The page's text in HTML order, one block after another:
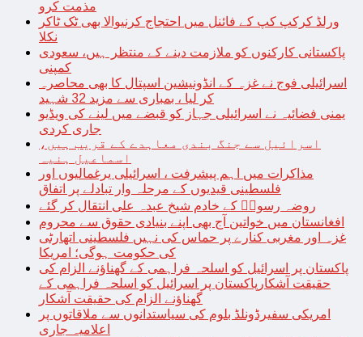
مذمت کرو
ورلڈ کرکپ کپ کے فائنل میں احتجاج کرنیوالا بھی ٹک ٹاکر
نکلا
پاکستانی کارکنوں کو ملازمت دینے کے منتظر ہیں، سعودی
کمپنی
اسرائیلی فوج نے غزہ کے انڈونیشین اسپتال کا بھی محاصرہ
کر لیا ، بمباری سے مزید 32 شہید
یمنی فضائیہ نے اسرائیلی جہاز کو قبضے میں لینے کی ویڈیو
جاری کردی
اسرائیل سے جنگ بندی معاہدے کے قریب ہیں،
اسماعیل ہنیہ
مذاکرات میں اہم پیشرفت ، اسرائیلی یرغمالیوں اور
فلسطینی قیدیوں کے مرحلہ وار تبادلے پر اتفاق
روضہ رسولؐ کے خادم شیخ عبدہ علی انتقال کر گئے
افغانستان میں خواتین آج بھی اپنے بنیادی حقوق سے محروم
غزہ اور مغربی کنارے پر حماس کی نہیں فلسطینی اتھارٹی
کی حکومت ہوگی؛ امریکا
پاکستان پر اسرائیل کو اسلحہ فراہمی کے گھناؤنے الزام کی
حقیقت آشکارپاکستان پر اسرائیل کو اسلحہ فراہمی کے
گھناؤنے الزام کی حقیقت آشکار
امریکی سفیرڈونلڈ بلوم کی سیاستدانوں سے ملاقاتوں پر
اعلامیہ جاری